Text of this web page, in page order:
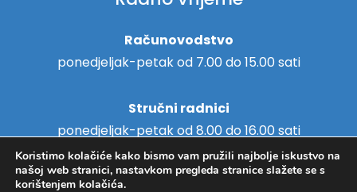
Računovodstvo
ponedjeljak-petak od 7.00 do 15.00 sati
Stručni radnici
ponedjeljak-petak od 8.00 do 16.00 sati
Koristimo kolačiće kako bismo vam pružili najbolje iskustvo na
našoj web stranici, nastavkom pregleda stranice slažete se s
korištenjem kolačića.